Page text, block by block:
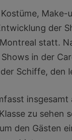
der
statt.
in der
Schiffe, den
zu sehen
den Gästen